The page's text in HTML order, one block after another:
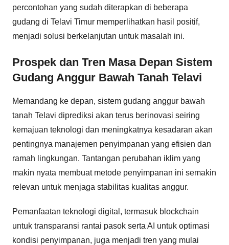
percontohan yang sudah diterapkan di beberapa
gudang di Telavi Timur memperlihatkan hasil positif,
menjadi solusi berkelanjutan untuk masalah ini.
Prospek dan Tren Masa Depan Sistem
Gudang Anggur Bawah Tanah Telavi
Memandang ke depan, sistem gudang anggur bawah
tanah Telavi diprediksi akan terus berinovasi seiring
kemajuan teknologi dan meningkatnya kesadaran akan
pentingnya manajemen penyimpanan yang efisien dan
ramah lingkungan. Tantangan perubahan iklim yang
makin nyata membuat metode penyimpanan ini semakin
relevan untuk menjaga stabilitas kualitas anggur.
Pemanfaatan teknologi digital, termasuk blockchain
untuk transparansi rantai pasok serta AI untuk optimasi
kondisi penyimpanan, juga menjadi tren yang mulai